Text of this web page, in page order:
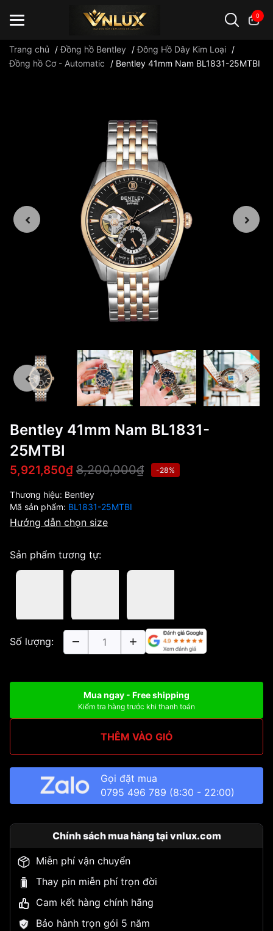
0
Trang chủ /Đồng hồ Bentley /Đông Hồ Dây Kim Loại /
Đồng hồ Cơ - Automatic
/ Bentley 41mm Nam BL1831-25MTBI
Bentley 41mm Nam BL1831-
25MTBI
5,921,850₫ 8,200,000₫ -28%
Thương hiệu: Bentley
Mã sản phẩm: BL1831-25MTBI
Hướng dẫn chọn size
Sản phẩm tương tự:
Số lượng:
Mua ngay - Free shipping
Kiểm tra hàng trước khi thanh toán
THÊM VÀO GIỎ
Gọi đặt mua
0795 496 789 (8:30 - 22:00)
Chính sách mua hàng tại vnlux.com
Miễn phí vận chuyển
Thay pin miễn phí trọn đời
Cam kết hàng chính hãng
Bảo hành trọn gói 5 năm